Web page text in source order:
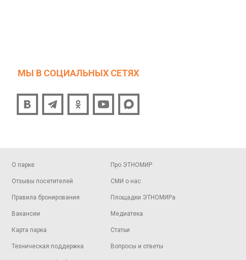
МЫ В СОЦИАЛЬНЫХ СЕТЯХ
О парке
Отзывы посетителей
Правила бронирования
Вакансии
Карта парка
Техническая поддержка
Про ЭТНОМИР
СМИ о нас
Площадки ЭТНОМИРа
Медиатека
Статьи
Вопросы и ответы